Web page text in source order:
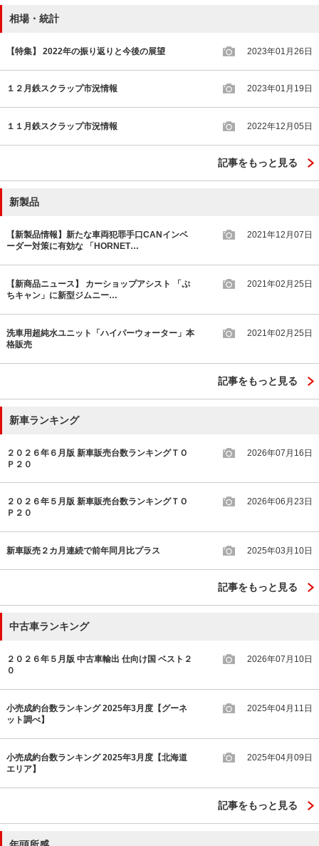
相場・統計
【特集】 2022年の振り返りと今後の展望 2023年01月26日
１２月鉄スクラップ市況情報 2023年01月19日
１１月鉄スクラップ市況情報 2022年12月05日
記事をもっと見る
新製品
【新製品情報】新たな車両犯罪手口CANインベ
ーダー対策に有効な 「HORNET…
2021年12月07日
【新商品ニュース】 カーショップアシスト 「ぷ
ちキャン」に新型ジムニー…
2021年02月25日
洗車用超純水ユニット「ハイパーウォーター」本
格販売
2021年02月25日
記事をもっと見る
新車ランキング
２０２６年６月版 新車販売台数ランキングＴＯ
Ｐ２０
2026年07月16日
２０２６年５月版 新車販売台数ランキングＴＯ
Ｐ２０
2026年06月23日
新車販売２カ月連続で前年同月比プラス 2025年03月10日
記事をもっと見る
中古車ランキング
２０２６年５月版 中古車輸出 仕向け国 ベスト２
０
2026年07月10日
小売成約台数ランキング 2025年3月度【グーネ
ット調べ】
2025年04月11日
小売成約台数ランキング 2025年3月度【北海道
エリア】
2025年04月09日
記事をもっと見る